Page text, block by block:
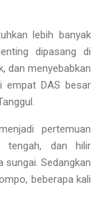
lebih banyak
dipasang di
dan menyebabkan
empat DAS besar
pertemuan
tengah, dan hilir
sungai. Sedangkan
beberapa kali